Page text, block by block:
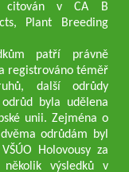
citován v CA B
Plant Breeding
patří právně
registrováno téměř
další odrůdy
byla udělena
unii. Zejména o
odrůdám byl
Holovousy za
několik výsledků v